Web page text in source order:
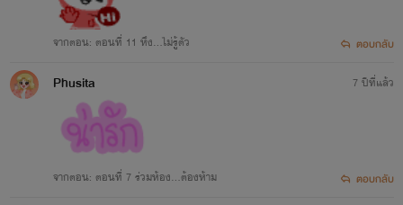
จากตอน: ตอนที่ 11 หึง...ไม่รู้ตัว ตอบกลับ
Phusita
จากตอน: ตอนที่ 7 ร่วมห้อง...ต้องห้าม
7 ปีที่แล้ว
ตอบกลับ